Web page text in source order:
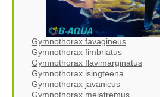
Gymnothorax favagineus
Gymnothorax fimbriatus
Gymnothorax flavimarginatus
Gymnothorax isingteena
Gymnothorax javanicus
Gymnothorax melatremus